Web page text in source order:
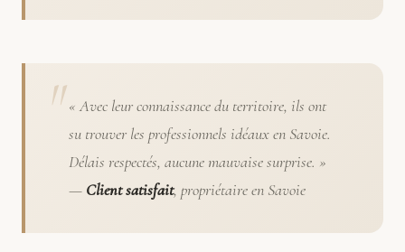
« Avec leur connaissance du territoire, ils ont
su trouver les professionnels idéaux en Savoie.
Délais respectés, aucune mauvaise surprise. »
— Client satisfait, propriétaire en Savoie